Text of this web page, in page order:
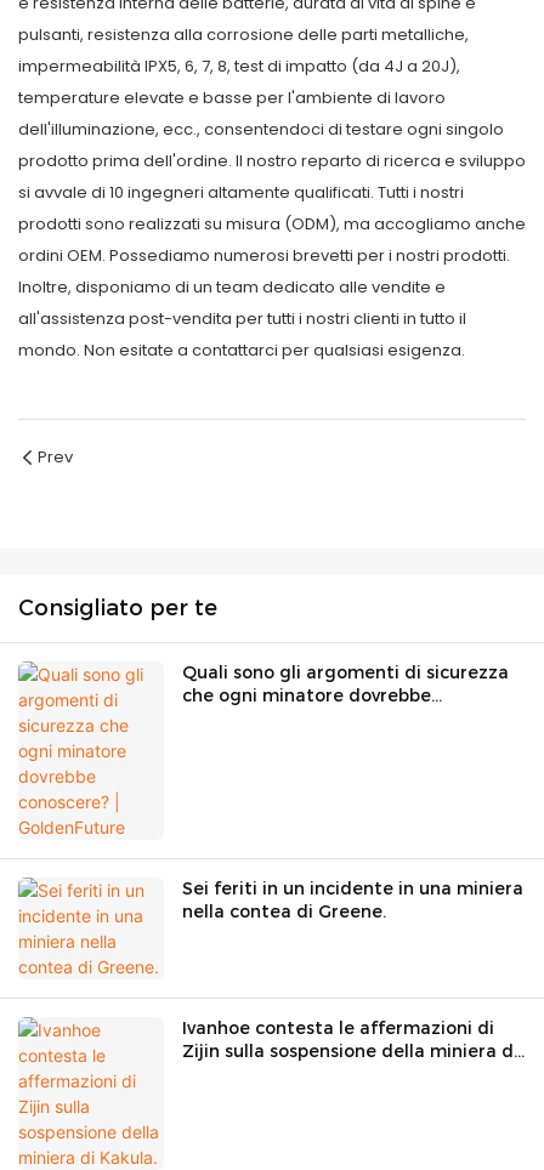
pulsanti, resistenza alla corrosione delle parti metalliche,
impermeabilità IPX5, 6, 7, 8, test di impatto (da 4J a 20J),
temperature elevate e basse per l'ambiente di lavoro
dell'illuminazione, ecc., consentendoci di testare ogni singolo
prodotto prima dell'ordine. Il nostro reparto di ricerca e sviluppo
si avvale di 10 ingegneri altamente qualificati. Tutti i nostri
prodotti sono realizzati su misura (ODM), ma accogliamo anche
ordini OEM. Possediamo numerosi brevetti per i nostri prodotti.
Inoltre, disponiamo di un team dedicato alle vendite e
all'assistenza post-vendita per tutti i nostri clienti in tutto il
mondo. Non esitate a contattarci per qualsiasi esigenza.
Prev
Consigliato per te
Quali sono gli argomenti di sicurezza
che ogni minatore dovrebbe
Sei feriti in un incidente in una miniera
nella contea di Greene.
Ivanhoe contesta le affermazioni di
Zijin sulla sospensione della miniera di